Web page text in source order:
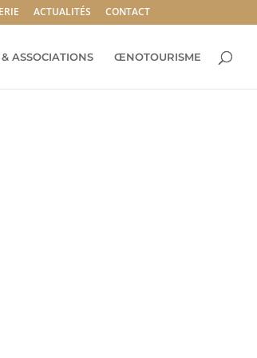
ACTUALITÉS CONTACT
ASSOCIATIONS ŒNOTOURISME